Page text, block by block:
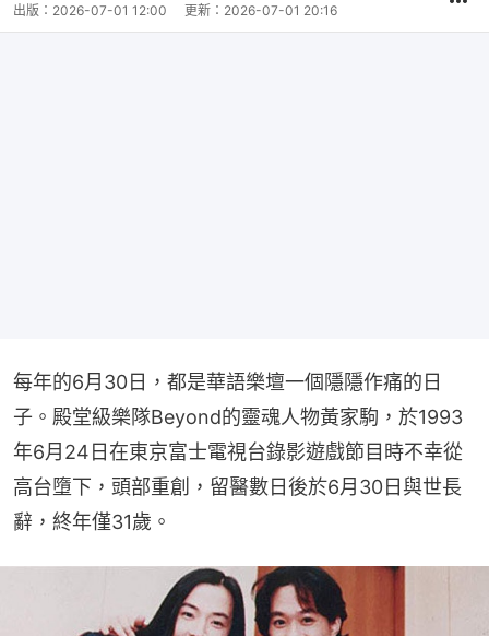
出版： 2026-07-01 12:00 更新： 2026-07-01 20:16
每年的6月30日，都是華語樂壇一個隱隱作痛的日
子。殿堂級樂隊Beyond的靈魂人物黃家駒，於1993
年6月24日在東京富士電視台錄影遊戲節目時不幸從
高台墮下，頭部重創，留醫數日後於6月30日與世長
辭，終年僅31歲。